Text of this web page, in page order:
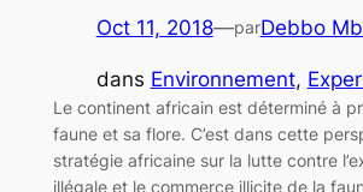
Oct 11, 2018—parDebbo
dans Environnement,
Le continent africain est déterminé à
faune et sa flore. C’est dans cette
stratégie africaine sur la lutte contre
illégale et le commerce illicite de la